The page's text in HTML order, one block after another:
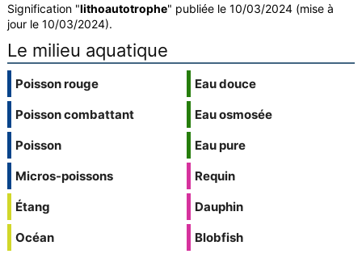
Signification "lithoautotrophe" publiée le 10/03/2024 (mise à
jour le 10/03/2024).
Le milieu aquatique
Poisson rouge
Poisson combattant
Poisson
Micros-poissons
Étang
Océan
Eau douce
Eau osmosée
Eau pure
Requin
Dauphin
Blobfish